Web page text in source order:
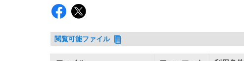
閲覧可能ファイル